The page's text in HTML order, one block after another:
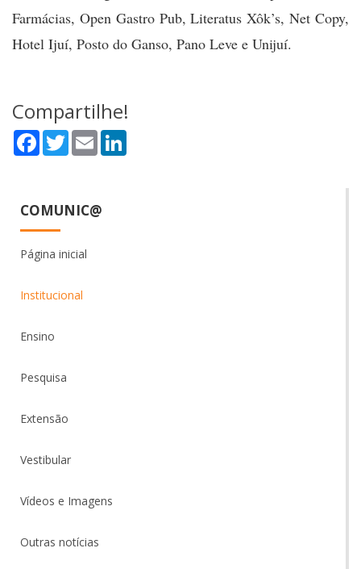
Farmácias, Open Gastro Pub, Literatus Xôk’s, Net Copy,
Hotel Ijuí, Posto do Ganso, Pano Leve e Unijuí.
Compartilhe!
Facebook
TwitterEmail
COMUNIC@
Página inicial
Institucional
Ensino
Pesquisa
Extensão
Vestibular
Vídeos e Imagens
Outras notícias